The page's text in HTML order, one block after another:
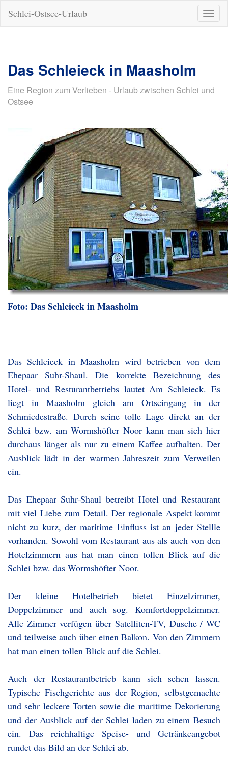
ein-/
Schlei-Ostsee-Urlaub
Das Schleieck in Maasholm
Eine Region zum Verlieben - Urlaub zwischen Schlei und
Ostsee
Foto: Das Schleieck in Maasholm
Das Schleieck in Maasholm wird betrieben von dem
Ehepaar Suhr-Shaul. Die korrekte Bezeichnung des
Hotel- und Resturantbetriebs lautet Am Schleieck. Es
liegt in Maasholm gleich am Ortseingang in der
Schmiedestraße. Durch seine tolle Lage direkt an der
Schlei bzw. am Wormshöfter Noor kann man sich hier
durchaus länger als nur zu einem Kaffee aufhalten. Der
Ausblick lädt in der warmen Jahreszeit zum Verweilen
ein.
Das Ehepaar Suhr-Shaul betreibt Hotel und Restaurant
mit viel Liebe zum Detail. Der regionale Aspekt kommt
nicht zu kurz, der maritime Einfluss ist an jeder Stellle
vorhanden. Sowohl vom Restaurant aus als auch von den
Hotelzimmern aus hat man einen tollen Blick auf die
Schlei bzw. das Wormshöfter Noor.
Der kleine Hotelbetrieb bietet Einzelzimmer,
Doppelzimmer und auch sog. Komfortdoppelzimmer.
Alle Zimmer verfügen über Satelliten-TV, Dusche / WC
und teilweise auch über einen Balkon. Von den Zimmern
hat man einen tollen Blick auf die Schlei.
Auch der Restaurantbetrieb kann sich sehen lassen.
Typische Fischgerichte aus der Region, selbstgemachte
und sehr leckere Torten sowie die maritime Dekorierung
und der Ausblick auf der Schlei laden zu einem Besuch
ein. Das reichhaltige Speise- und Getränkeangebot
rundet das Bild an der Schlei ab.